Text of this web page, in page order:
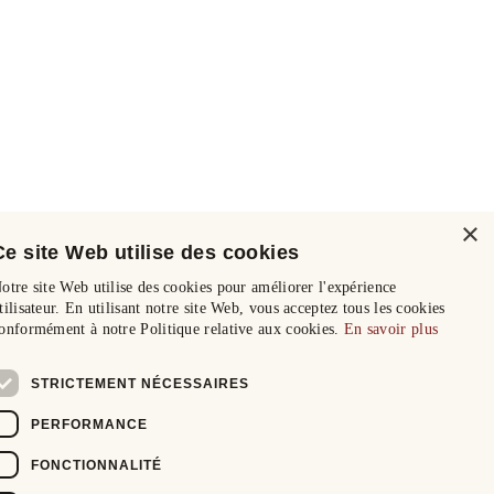
×
site Web utilise des cookies
site Web utilise des cookies pour améliorer l'expérience
En utilisant notre site Web, vous acceptez tous les cookies
à notre Politique relative aux cookies. En savoir plus
STRICTEMENT NÉCESSAIRES
PERFORMANCE
FONCTIONNALITÉ